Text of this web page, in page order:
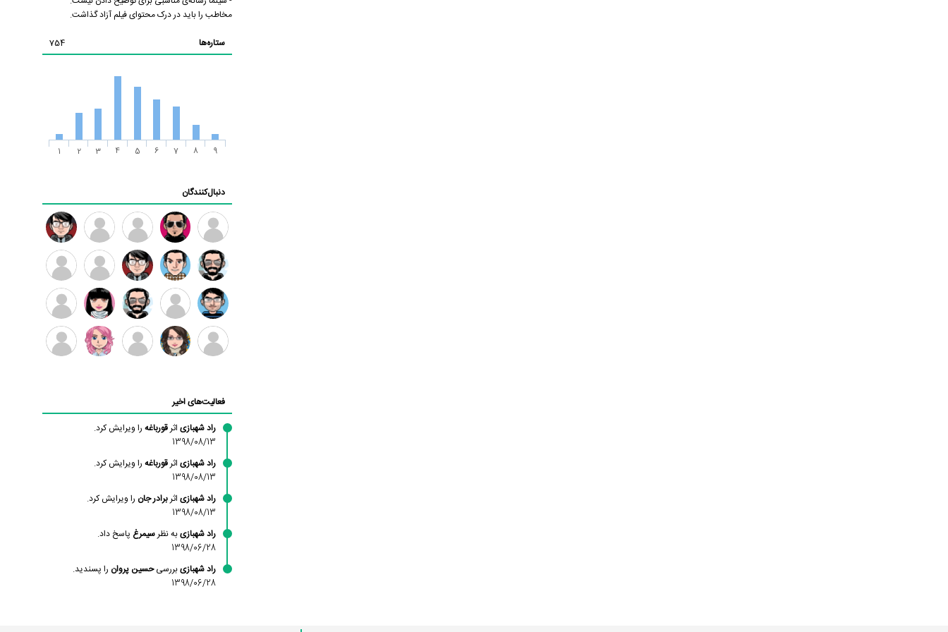
مخاطب را باید در درک محتوای فیلم آزاد گذاشت.
ستاره‌ها
754
1 2 3 4 5 6 7 8 9
دنبال‌کنندگان
ممدرضا
رضا
کاظمی
زهرا ~ ابتین
سید
محمد
موسوی
مهدی
فرهمند
مهدی
سلطانی
داود
رضیی
طرفدار
میلی
بابی
براون
کیوان
کیانی
سامان
راحمی
امیردلتا امیروو
ملیکا
منتظری
عارفه
داستانپور
فعالیت‌های اخیر
راد شهبازیاثرقورباغهرا ویرایش کرد.
1398/08/13
راد شهبازیاثرقورباغهرا ویرایش کرد.
1398/08/13
راد شهبازیاثربرادر جان را ویرایش کرد.
1398/08/13
راد شهبازیبه نظرسیمرغ پاسخ داد.
1398/06/28
راد شهبازیبررسیحسین پروان را پسندید.
1398/06/28